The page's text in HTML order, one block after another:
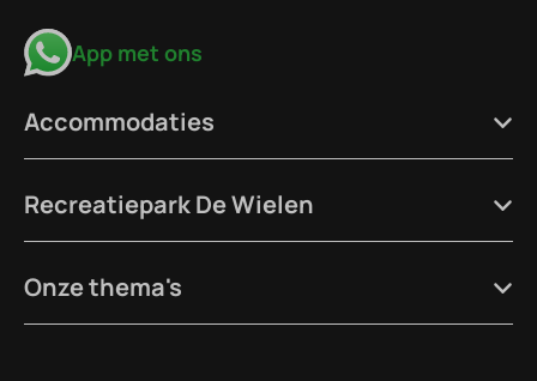
App met ons
Accommodaties
Recreatiepark De Wielen
Onze thema's